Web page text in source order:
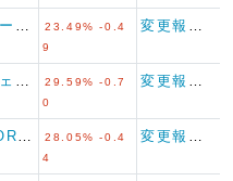
23.49% -0.4
9
29.59% -0.7
0
28.05% -0.4
4